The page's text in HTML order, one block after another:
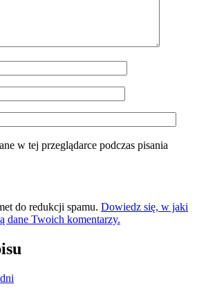
w tej przeglądarce podczas pisania
do redukcji spamu. Dowiedz się, w jaki
dane Twoich komentarzy.